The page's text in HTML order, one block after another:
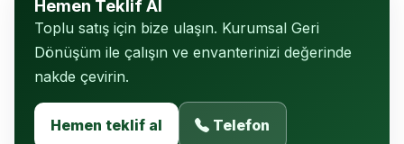
Hemen Teklif Al
Toplu satış için bize ulaşın. Kurumsal Geri
Dönüşüm ile çalışın ve envanterinizi değerinde
nakde çevirin.
Hemen teklif al Telefon